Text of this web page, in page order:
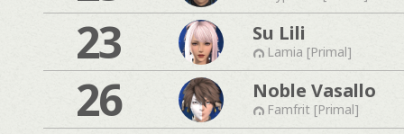
23 Su Lili
Lamia [Primal]
26 Noble Vasallo
Famfrit [Primal]